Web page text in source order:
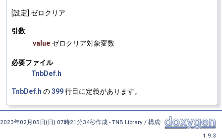
[設定] ゼロクリア.
引数
value ゼロクリア対象変数
必要ファイル
TnbDef.h
TnbDef.h の399行目に定義があります。
2023年02月05日(日) 07時21分34秒作成 - TNB Library / 構成:
1.9.3